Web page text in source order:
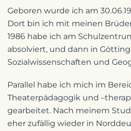
Geboren wurde ich am
Dort bin ich mit meinen
1986 habe ich am
absolviert, und dann in
Sozialwissenschaften und
Parallel habe ich mich im
Theaterpädagogik und
gearbeitet. Nach meinem
eher zufällig wieder in